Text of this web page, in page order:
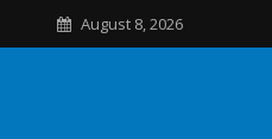
August 8, 2026